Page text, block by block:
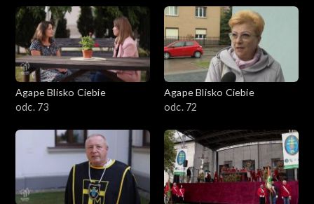
Agape Blisko Ciebie
odc. 73
Agape Blisko Ciebie
odc. 72